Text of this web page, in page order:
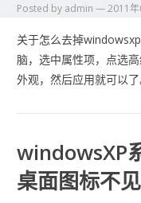
Posted by admin —2011
关于怎么去掉
脑，选中属性项，点选
外观，然后应用就可以
windowsXP
桌面图标不